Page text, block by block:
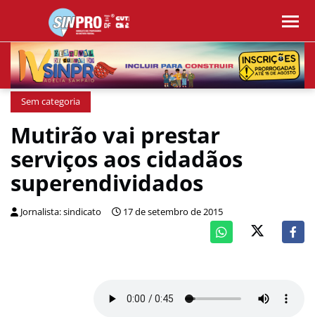
Sem categoria
Mutirão vai prestar
serviços aos cidadãos
superendividados
Jornalista: sindicato 17 de setembro de 2015